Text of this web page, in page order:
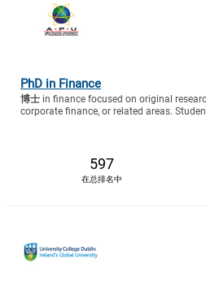
PhD in Finance
博士 in finance focused on original
corporate finance, or related areas.
597
在总排名中